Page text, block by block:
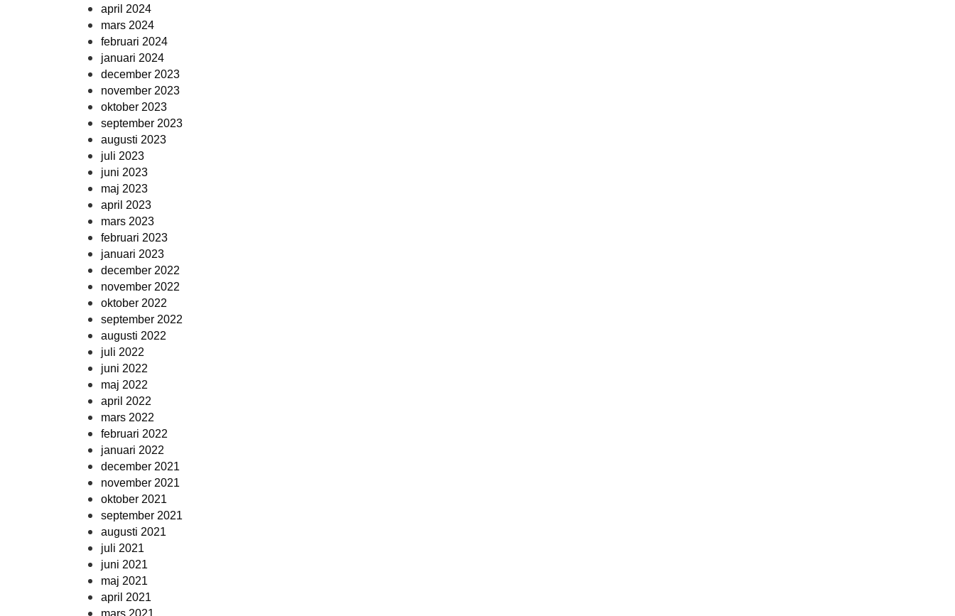
april 2024
mars 2024
februari 2024
januari 2024
december 2023
november 2023
oktober 2023
september 2023
augusti 2023
juli 2023
juni 2023
maj 2023
april 2023
mars 2023
februari 2023
januari 2023
december 2022
november 2022
oktober 2022
september 2022
augusti 2022
juli 2022
juni 2022
maj 2022
april 2022
mars 2022
februari 2022
januari 2022
december 2021
november 2021
oktober 2021
september 2021
augusti 2021
juli 2021
juni 2021
maj 2021
april 2021
mars 2021